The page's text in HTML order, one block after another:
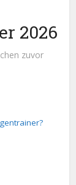
2026
zuvor